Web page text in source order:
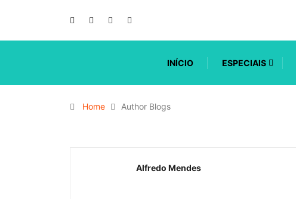
INÍCIO ESPECIAIS
Home Author Blogs
Alfredo Mendes